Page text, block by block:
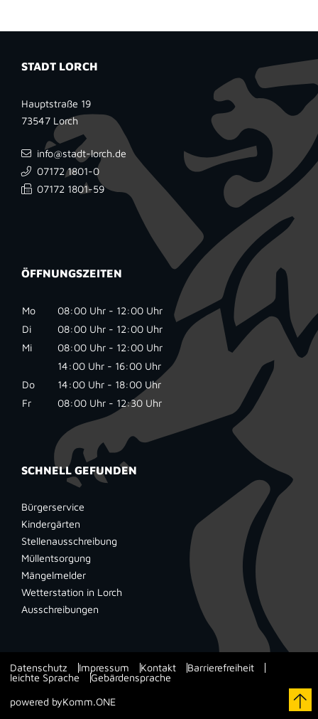
STADT LORCH
Hauptstraße 19
73547 Lorch
info@stadt-lorch.de
07172 1801-0
07172 1801-59
ÖFFNUNGSZEITEN
Mo
08:00 Uhr - 12:00 Uhr
Di
08:00 Uhr - 12:00 Uhr
Mi
08:00 Uhr - 12:00 Uhr
14:00 Uhr - 16:00 Uhr
Do
14:00 Uhr - 18:00 Uhr
Fr
08:00 Uhr - 12:30 Uhr
SCHNELL GEFUNDEN
Bürgerservice
Kindergärten
Stellenausschreibung
Müllentsorgung
Mängelmelder
Wetterstation in Lorch
Ausschreibungen
Datenschutz Impressum Kontakt
Barrierefreiheit
leichte Sprache
Gebärdensprache
powered byKomm.ONE